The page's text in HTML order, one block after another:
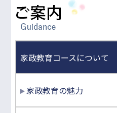
ご案内
家政教育コースについて
家政教育の魅力